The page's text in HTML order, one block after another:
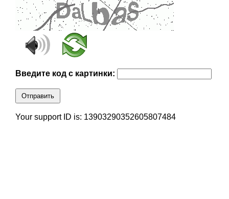
Введите код с картинки:
Отправить
Your support ID is: 13903290352605807484